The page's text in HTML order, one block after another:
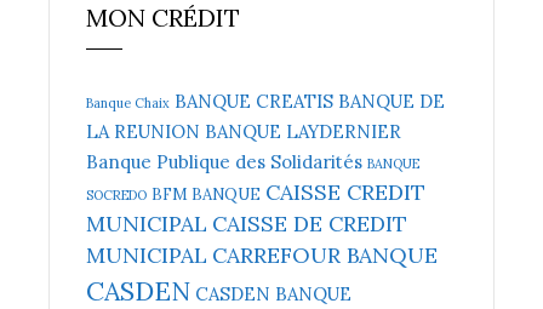
MON CRÉDIT
Banque Chaix BANQUE CREATIS BANQUE DE
LA REUNION BANQUE LAYDERNIER
Banque Publique des Solidarités BANQUE
SOCREDO BFM BANQUE CAISSE CREDIT
MUNICIPAL CAISSE DE CREDIT
MUNICIPAL CARREFOUR BANQUE
CASDEN CASDEN BANQUE